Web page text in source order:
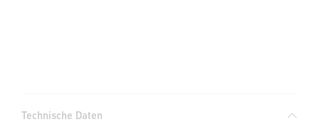
Technische Daten